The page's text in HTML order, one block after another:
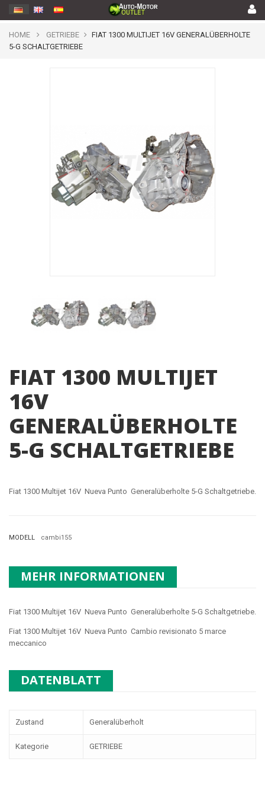
HOME GETRIEBE
FIAT 1300 MULTIJET 16V GENERALÜBERHOLTE
5-G SCHALTGETRIEBE
FIAT 1300 MULTIJET
16V
GENERALÜBERHOLTE
5-G SCHALTGETRIEBE
Fiat 1300 Multijet 16V Nueva Punto Generalüberholte 5-G Schaltgetriebe.
MODELL cambi155
MEHR INFORMATIONEN
Fiat 1300 Multijet 16V Nueva Punto Generalüberholte 5-G Schaltgetriebe.
Fiat 1300 Multijet 16V Nueva Punto Cambio revisionato 5 marce
meccanico
DATENBLATT
Zustand Generalüberholt
Kategorie GETRIEBE